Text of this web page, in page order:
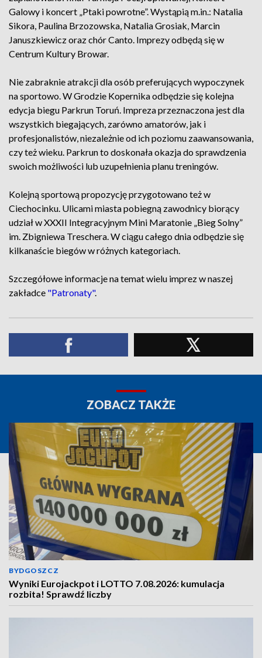
Galowy i koncert „Ptaki powrotne”. Wystąpią m.in.: Natalia
Sikora, Paulina Brzozowska, Natalia Grosiak, Marcin
Januszkiewicz oraz chór Canto. Imprezy odbędą się w
Centrum Kultury Browar.
Nie zabraknie atrakcji dla osób preferujących wypoczynek
na sportowo. W Grodzie Kopernika odbędzie się kolejna
edycja biegu Parkrun Toruń. Impreza przeznaczona jest dla
wszystkich biegających, zarówno amatorów, jak i
profesjonalistów, niezależnie od ich poziomu zaawansowania,
czy też wieku. Parkrun to doskonała okazja do sprawdzenia
swoich możliwości lub uzupełnienia planu treningów.
Kolejną sportową propozycję przygotowano też w
Ciechocinku. Ulicami miasta pobiegną zawodnicy biorący
udział w XXXII Integracyjnym Mini Maratonie „Bieg Solny”
im. Zbigniewa Treschera. W ciągu całego dnia odbędzie się
kilkanaście biegów w różnych kategoriach.
Szczegółowe informacje na temat wielu imprez w naszej
zakładce "Patronaty".
ZOBACZ TAKŻE
BYDGOSZCZ
Wyniki Eurojackpot i LOTTO 7.08.2026: kumulacja
rozbita! Sprawdź liczby